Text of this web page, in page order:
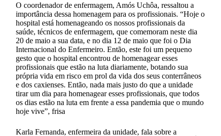
O coordenador de enfermagem, Amós Uchôa, ressaltou a
importância dessa homenagem para os profissionais. “Hoje o
hospital está homenageando os nossos profissionais da
saúde, técnicos de enfermagem, que comemoram neste dia
20 de maio a sua data, e no dia 12 de maio que foi o Dia
Internacional do Enfermeiro. Então, este foi um pequeno
gesto que o hospital encontrou de homenagear esses
profissionais que estão na luta diariamente, botando sua
própria vida em risco em prol da vida dos seus conterrâneos
e dos caxienses. Então, nada mais justo do que a unidade
tirar um dia para homenagear esses profissionais, que todos
os dias estão na luta em frente a essa pandemia que o mundo
hoje vive”, frisa
Karla Fernanda, enfermeira da unidade, fala sobre a